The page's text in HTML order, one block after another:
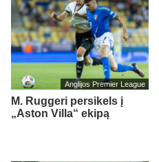
Anglijos Premier League
M. Ruggeri persikels į
„Aston Villa“ ekipą